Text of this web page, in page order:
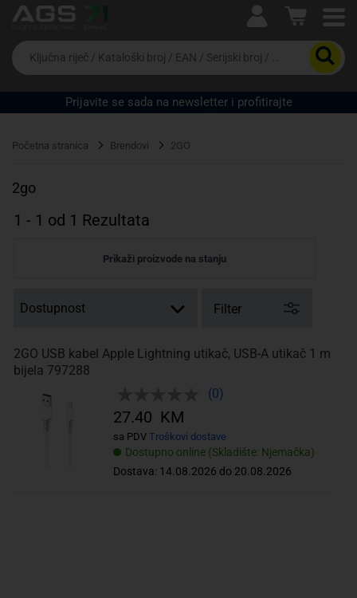
Ova postavka prilagođava asortiman proizvoda i
cijene vašim potrebama.
Da
biste
potražili
proizvod,
unesite
riječ,
EAN
ili
serijski
Prijavite se sada na newsletter i profitirajte
Početna stranica Brendovi 2GO
2go
1 - 1 od 1 Rezultata
Prikaži proizvode na stanju
Filter
2GO USB kabel Apple Lightning utikač, USB-A utikač 1 m
bijela 797288
(0)
Dostupno online (Skladište: Njemačka)
Dostava: 14.08.2026 do 20.08.2026
27.40 KM
sa PDV Troškovi dostave